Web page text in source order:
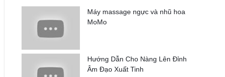
Máy massage ngực và nhũ hoa
MoMo
Hướng Dẫn Cho Nàng Lên Đỉnh
Âm Đạo Xuất Tinh